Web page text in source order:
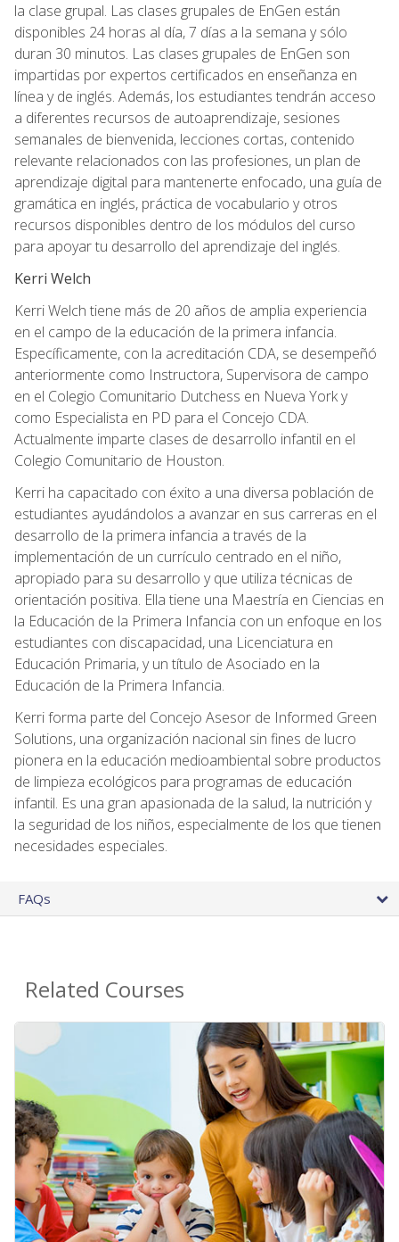
la clase grupal. Las clases grupales de EnGen están
disponibles 24 horas al día, 7 días a la semana y sólo
duran 30 minutos. Las clases grupales de EnGen son
impartidas por expertos certificados en enseñanza en
línea y de inglés. Además, los estudiantes tendrán acceso
a diferentes recursos de autoaprendizaje, sesiones
semanales de bienvenida, lecciones cortas, contenido
relevante relacionados con las profesiones, un plan de
aprendizaje digital para mantenerte enfocado, una guía de
gramática en inglés, práctica de vocabulario y otros
recursos disponibles dentro de los módulos del curso
para apoyar tu desarrollo del aprendizaje del inglés.
Kerri Welch
Kerri Welch tiene más de 20 años de amplia experiencia
en el campo de la educación de la primera infancia.
Específicamente, con la acreditación CDA, se desempeñó
anteriormente como Instructora, Supervisora de campo
en el Colegio Comunitario Dutchess en Nueva York y
como Especialista en PD para el Concejo CDA.
Actualmente imparte clases de desarrollo infantil en el
Colegio Comunitario de Houston.
Kerri ha capacitado con éxito a una diversa población de
estudiantes ayudándolos a avanzar en sus carreras en el
desarrollo de la primera infancia a través de la
implementación de un currículo centrado en el niño,
apropiado para su desarrollo y que utiliza técnicas de
orientación positiva. Ella tiene una Maestría en Ciencias en
la Educación de la Primera Infancia con un enfoque en los
estudiantes con discapacidad, una Licenciatura en
Educación Primaria, y un título de Asociado en la
Educación de la Primera Infancia.
Kerri forma parte del Concejo Asesor de Informed Green
Solutions, una organización nacional sin fines de lucro
pionera en la educación medioambiental sobre productos
de limpieza ecológicos para programas de educación
infantil. Es una gran apasionada de la salud, la nutrición y
la seguridad de los niños, especialmente de los que tienen
necesidades especiales.
FAQs
Related Courses